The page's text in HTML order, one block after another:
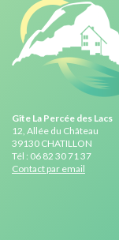
Gîte La Percée des Lacs
12, Allée du Château
39130 CHATILLON
Tél : 06 82 30 71 37
Contact par email